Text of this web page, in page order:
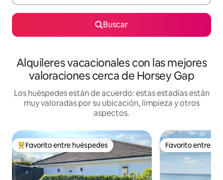
Buscar
Alquileres vacacionales con las mejores
valoraciones cerca de Horsey Gap
Los huéspedes están de acuerdo: estas estadías están
muy valoradas por su ubicación, limpieza y otros
aspectos.
Favorito entre huéspedes preferido
Favorito entre huéspedes Favorito entre
Favorito entre